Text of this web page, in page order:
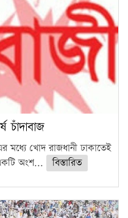
চাঁদাবাজ
মধ্যে খোদ রাজধানী ঢাকাতেই
অংশ...
বিস্তারিত